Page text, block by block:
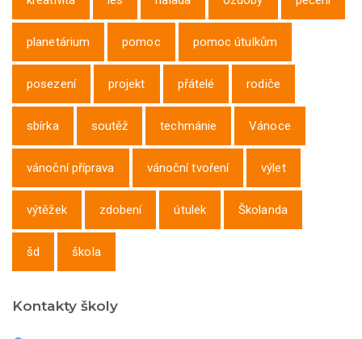
planetárium pomoc pomoc útulkům
posezení projekt přátelé rodiče
sbírka soutěž techmánie Vánoce
vánoční příprava vánoční tvoření výlet
výtěžek zdobení útulek Školanda
šd škola
Kontakty školy